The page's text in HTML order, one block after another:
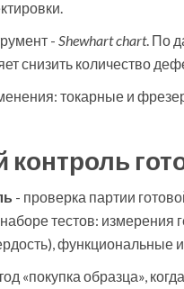
- Shewhart chart. По
снизить количество
токарные и
- проверка партии
тестов:
«покупка образца»,